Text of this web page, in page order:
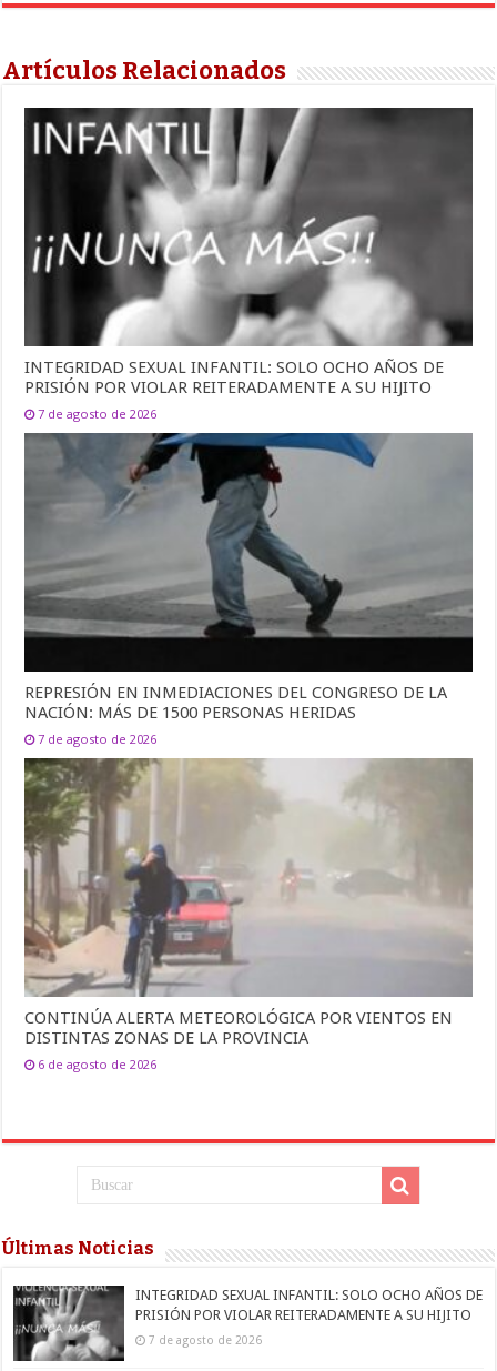
Artículos Relacionados
INTEGRIDAD SEXUAL INFANTIL: SOLO OCHO AÑOS DE
PRISIÓN POR VIOLAR REITERADAMENTE A SU HIJITO
7 de agosto de 2026
REPRESIÓN EN INMEDIACIONES DEL CONGRESO DE LA
NACIÓN: MÁS DE 1500 PERSONAS HERIDAS
7 de agosto de 2026
CONTINÚA ALERTA METEOROLÓGICA POR VIENTOS EN
DISTINTAS ZONAS DE LA PROVINCIA
6 de agosto de 2026
Últimas Noticias
INTEGRIDAD SEXUAL INFANTIL: SOLO OCHO AÑOS DE
PRISIÓN POR VIOLAR REITERADAMENTE A SU HIJITO
7 de agosto de 2026